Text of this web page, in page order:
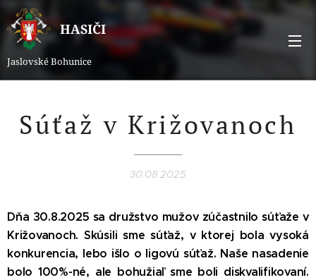
HASIČI
Jaslovské Bohunice
Súťaž v Križovanoch
30.08.2025
Dňa 30.8.2025 sa družstvo mužov zúčastnilo súťaže v
Križovanoch. Skúsili sme súťaž, v ktorej bola vysoká
konkurencia, lebo išlo o ligovú súťaž. Naše nasadenie
bolo 100%-né, ale bohužiaľ sme boli diskvalifikovaní.